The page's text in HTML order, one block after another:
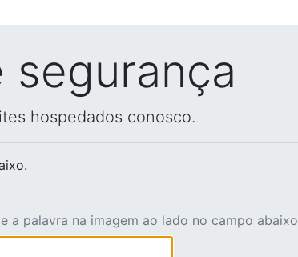
hospedados conosco.
a palavra na imagem ao lado no campo abaixo